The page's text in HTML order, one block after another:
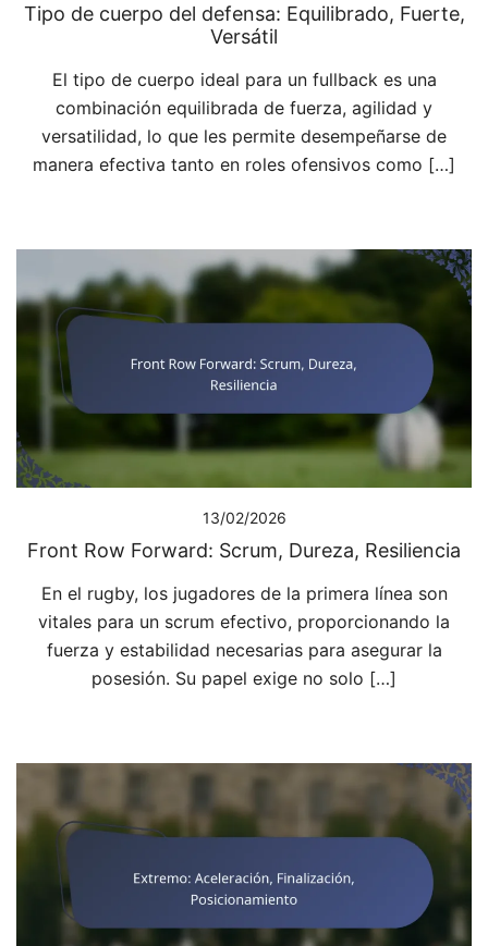
Tipo de cuerpo del defensa: Equilibrado, Fuerte,
Versátil
El tipo de cuerpo ideal para un fullback es una
combinación equilibrada de fuerza, agilidad y
versatilidad, lo que les permite desempeñarse de
manera efectiva tanto en roles ofensivos como […]
13/02/2026
Front Row Forward: Scrum, Dureza, Resiliencia
En el rugby, los jugadores de la primera línea son
vitales para un scrum efectivo, proporcionando la
fuerza y estabilidad necesarias para asegurar la
posesión. Su papel exige no solo […]